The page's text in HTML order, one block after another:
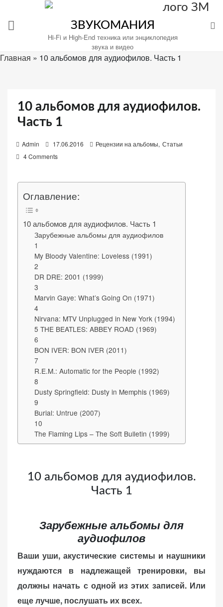
содержимому
ЗВУКОМАНИЯ
Hi-Fi и High-End техника или энциклопедия
звука и видео
Главная » 10 альбомов для аудиофилов. Часть 1
10 альбомов для аудиофилов.
Часть 1
Admin
o
n
17.06.2016 Рецензии на альбомы, Статьи
4 Comments
Оглавление:
10 альбомов для аудиофилов. Часть 1
Зарубежные альбомы для аудиофилов
1
My Bloody Valentine: Loveless (1991)
2
DR DRE: 2001 (1999)
3
Marvin Gaye: What’s Going On (1971)
4
Nirvana: MTV Unplugged in New York (1994)
5 THE BEATLES: ABBEY ROAD (1969)
6
BON IVER: BON IVER (2011)
7
R.E.M.: Automatic for the People (1992)
8
Dusty Springfield: Dusty in Memphis (1969)
9
Burial: Untrue (2007)
10
The Flaming Lips – The Soft Bulletin (1999)
10 альбомов для аудиофилов.
Часть 1
Зарубежные альбомы для
аудиофилов
Ваши уши, акустические системы и наушники
нуждаются в надлежащей тренировки, вы
должны начать с одной из этих записей. Или
еще лучше, послушать их всех.
«Принять
«Настройки
cookie»
cookie
для
Обязательные
(технические)
Необходимы для
работы сайта.
Сохраняют
настройки,
корзину,
авторизацию. Они
необходимы для
функционирования
работу сайта. Если
использования
этих файлов
cookie, некоторые
функции веб-сайта
исчезнут.